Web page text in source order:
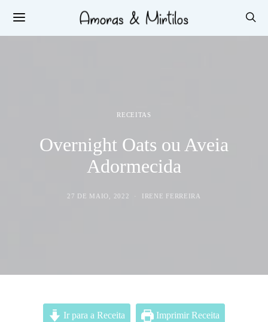
RECEITAS
Overnight Oats ou Aveia
Adormecida
27 DE MAIO, 2022 IRENE FERREIRA
Ir para a Receita Imprimir Receita